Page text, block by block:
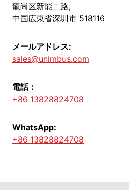
龍崗区新能二路,
中国広東省深圳市 518116
メールアドレス:
sales@unimbus.com
電話：
+86 13828824708
WhatsApp:
+86 13828824708